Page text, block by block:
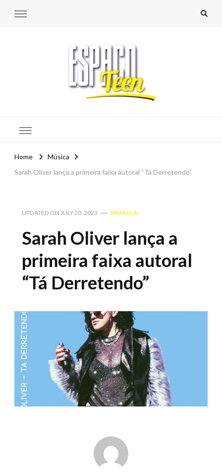
Home
Música
Sarah Oliver lança a primeira faixa autoral “Tá Derretendo”
UPDATED ON JULY 20, 2023 MÚSICA
Sarah Oliver lança a
primeira faixa autoral
“Tá Derretendo”